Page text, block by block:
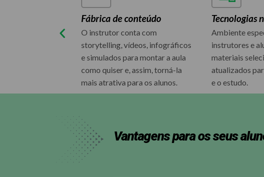
especialistas em
Fábrica de conteúdo
O instrutor conta com
storytelling, vídeos, infográficos
e simulados para montar a aula
como quiser e, assim, torná-la
mais atrativa para os alunos.
Tecnologias
Ambiente
instrutores e
materiais
atualizados
e o estudo.
Vantagens para os seus